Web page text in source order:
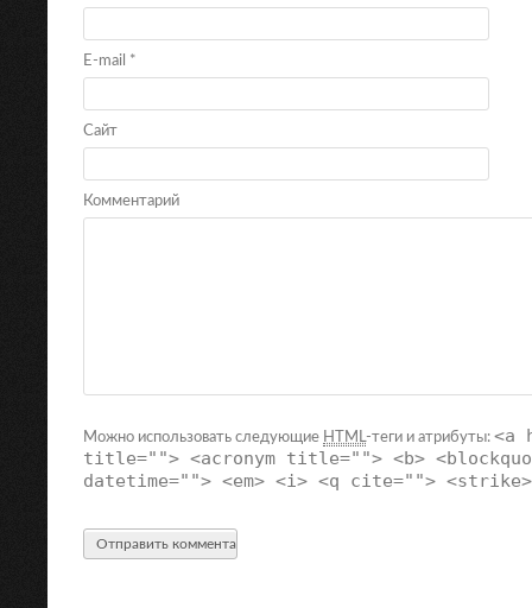
E-mail *
Сайт
Комментарий
Можно использовать следующие HTML-теги и атрибуты: <a
title=""> <acronym title=""> <b>
datetime=""> <em> <i> <q cite="">